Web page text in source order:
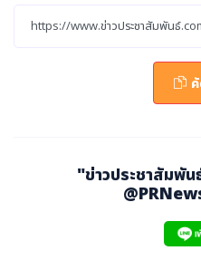
ด้รับรางวัลนี้มีเพียง 1 เปอร์
ว่าล้านแห่งทั่วโลก นอกจากนี้
“ท
แรมเคป กูดู เกาะยาวน้อย,
แรมแคนทารี ฮิลส์ เชียงใ
ต, โรงแรมคามิโอ แกรนด์
รวมทั้งหมดเป็น9
"ข่าวประชาสัมพั